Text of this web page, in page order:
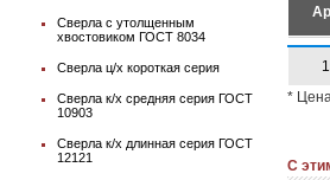
Сверла с утолщенным
хвостовиком ГОСТ 8034
Сверла ц/х короткая серия
Сверла к/х средняя серия ГОСТ
10903
Сверла к/х длинная серия ГОСТ
12121
*
С